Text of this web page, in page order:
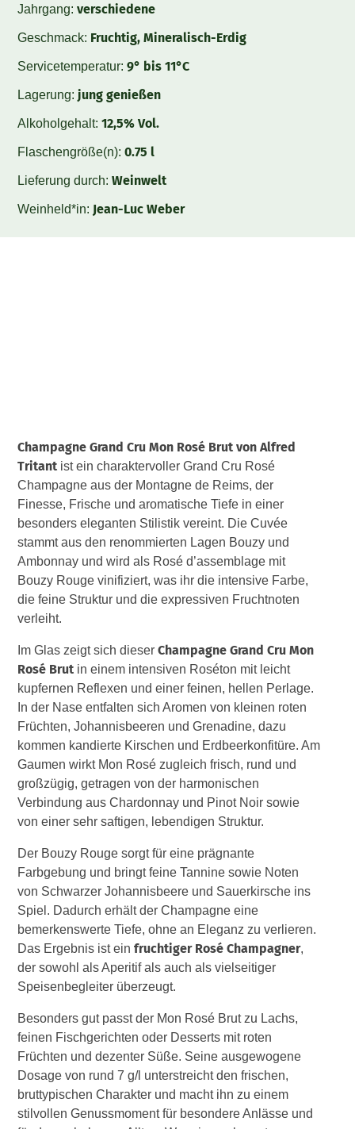
Jahrgang:verschiedene
Geschmack: Fruchtig, Mineralisch-Erdig
Servicetemperatur:9° bis 11°C
Lagerung:jung genießen
Alkoholgehalt:12,5% Vol.
Flaschengröße(n):0.75 l
Lieferung durch:Weinwelt
Weinheld*in: Jean-Luc Weber
Champagne Grand Cru Mon Rosé Brut von Alfred
Tritant ist ein charaktervoller Grand Cru Rosé
Champagne aus der Montagne de Reims, der
Finesse, Frische und aromatische Tiefe in einer
besonders eleganten Stilistik vereint. Die Cuvée
stammt aus den renommierten Lagen Bouzy und
Ambonnay und wird als Rosé d’assemblage mit
Bouzy Rouge vinifiziert, was ihr die intensive Farbe,
die feine Struktur und die expressiven Fruchtnoten
verleiht.
Im Glas zeigt sich dieserChampagne Grand Cru Mon
Rosé Brut in einem intensiven Roséton mit leicht
kupfernen Reflexen und einer feinen, hellen Perlage.
In der Nase entfalten sich Aromen von kleinen roten
Früchten, Johannisbeeren und Grenadine, dazu
kommen kandierte Kirschen und Erdbeerkonfitüre. Am
Gaumen wirkt Mon Rosé zugleich frisch, rund und
großzügig, getragen von der harmonischen
Verbindung aus Chardonnay und Pinot Noir sowie
von einer sehr saftigen, lebendigen Struktur.
Der Bouzy Rouge sorgt für eine prägnante
Farbgebung und bringt feine Tannine sowie Noten
von Schwarzer Johannisbeere und Sauerkirsche ins
Spiel. Dadurch erhält der Champagne eine
bemerkenswerte Tiefe, ohne an Eleganz zu verlieren.
Das Ergebnis ist einfruchtiger Rosé Champagner,
der sowohl als Aperitif als auch als vielseitiger
Speisenbegleiter überzeugt.
Besonders gut passt der Mon Rosé Brut zu Lachs,
feinen Fischgerichten oder Desserts mit roten
Früchten und dezenter Süße. Seine ausgewogene
Dosage von rund 7 g/l unterstreicht den frischen,
bruttypischen Charakter und macht ihn zu einem
stilvollen Genussmoment für besondere Anlässe und